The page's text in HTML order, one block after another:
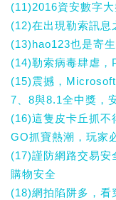
(11)2016資安數字
(12)在出現勒索訊息
(13)hao123也是寄
(14)勒索病毒肆虐
(15)震撼，
7、8與8.1全中獎，
(16)這隻皮卡丘抓
GO抓寶熱潮，玩家
(17)謹防網路交易
購物安全
(18)網拍陷阱多，看